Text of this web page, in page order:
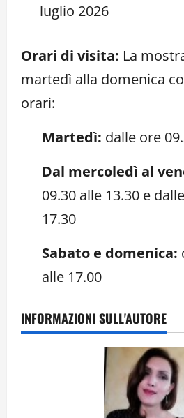
luglio 2026
Orari di visita: La
martedì alla domenica
orari:
Martedì: dalle ore
Dal mercoledì al
09.30 alle 13.30 e
17.30
Sabato e domenica:
alle 17.00
INFORMAZIONI SULL'AUTORE